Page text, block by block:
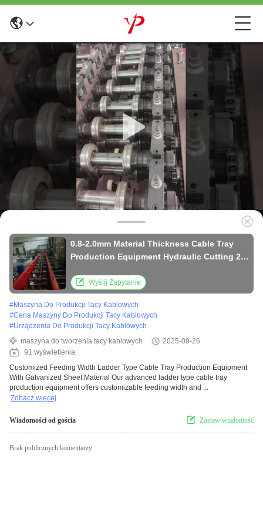
0.8-2.0mm Material Thickness Cable Tray
Production Equipment Hydraulic Cutting 2-
Wyślij Zapytanie
#Maszyna Do Produkcji Tacy Kablowych
#Cena Maszyny Do Produkcji Tacy Kablowych
#Urządzenia Do Produkcji Tacy Kablowych
maszyna do tworzenia tacy kablowych
2025-09-26
91 wyświetlenia
Customized Feeding Width Ladder Type Cable Tray Production Equipment
With Galvanized Sheet Material Our advanced ladder type cable tray
production equipment offers customizable feeding width and ...
Zobacz więcej
Wiadomości od gościa Zostaw wiadomość
Brak publicznych komentarzy